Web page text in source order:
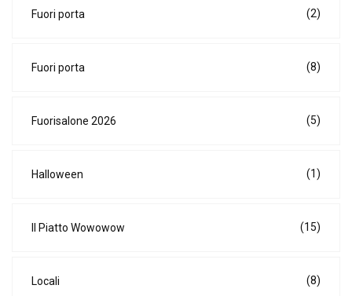
Fuori porta (2)
Fuori porta (8)
Fuorisalone 2026 (5)
Halloween (1)
Il Piatto Wowowow (15)
Locali (8)